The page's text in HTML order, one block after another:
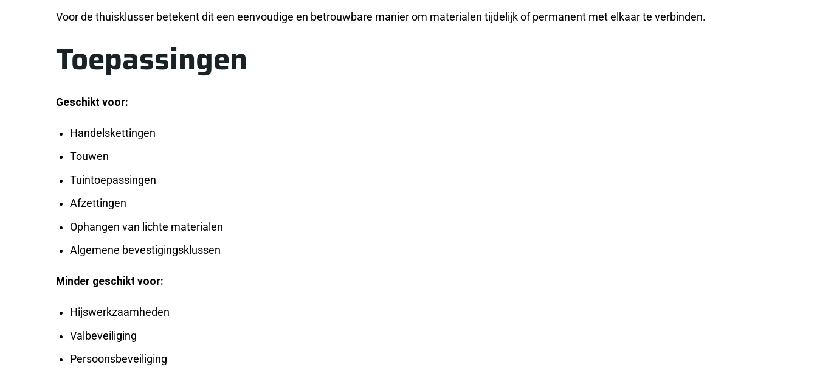
Voor de thuisklusser betekent dit een eenvoudige en betrouwbare manier om materialen tijdelijk of permanent met elkaar te verbinden.
Toepassingen
Geschikt voor:
Handelskettingen
Touwen
Tuintoepassingen
Afzettingen
Ophangen van lichte materialen
Algemene bevestigingsklussen
Minder geschikt voor:
Hijswerkzaamheden
Valbeveiliging
Persoonsbeveiliging